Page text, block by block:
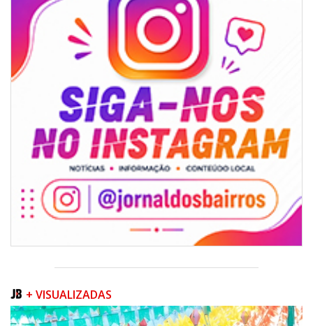
Jordan Hang leva estratégias de marketing e vendas ao InspiraBQ, em
Brusque
ITAPEMA
+ VISUALIZADAS